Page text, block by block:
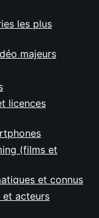
les plus
majeurs
licences
(films et
et connus
et acteurs